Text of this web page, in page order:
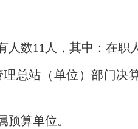
数11人，其中：在职
总站（单位）部门决
算单位。